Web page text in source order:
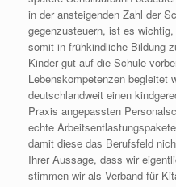
in der ansteigenden Zahl der
gegenzusteuern, ist es
somit in frühkindliche Bildung
Kinder gut auf die Schule
Lebenskompetenzen begleitet
deutschlandweit einen
Praxis angepassten
echte
damit diese das Berufsfeld
Ihrer Aussage, dass wir
stimmen wir als Verband für